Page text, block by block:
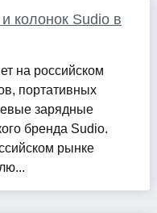
колонок Sudio в
на российском
портативных
зарядные
бренда Sudio.
рынке